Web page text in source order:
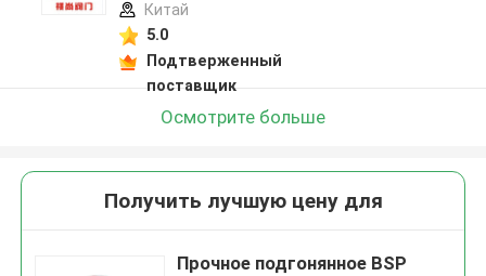
Китай
5.0
Подтверженный
поставщик
Осмотрите больше
Получить лучшую цену для
Прочное подгонянное BSP